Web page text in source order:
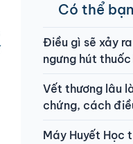
Có thể
Điều gì sẽ xảy
ngưng hút thuốc
Vết thương lâu
chứng, cách
Máy Huyết Học